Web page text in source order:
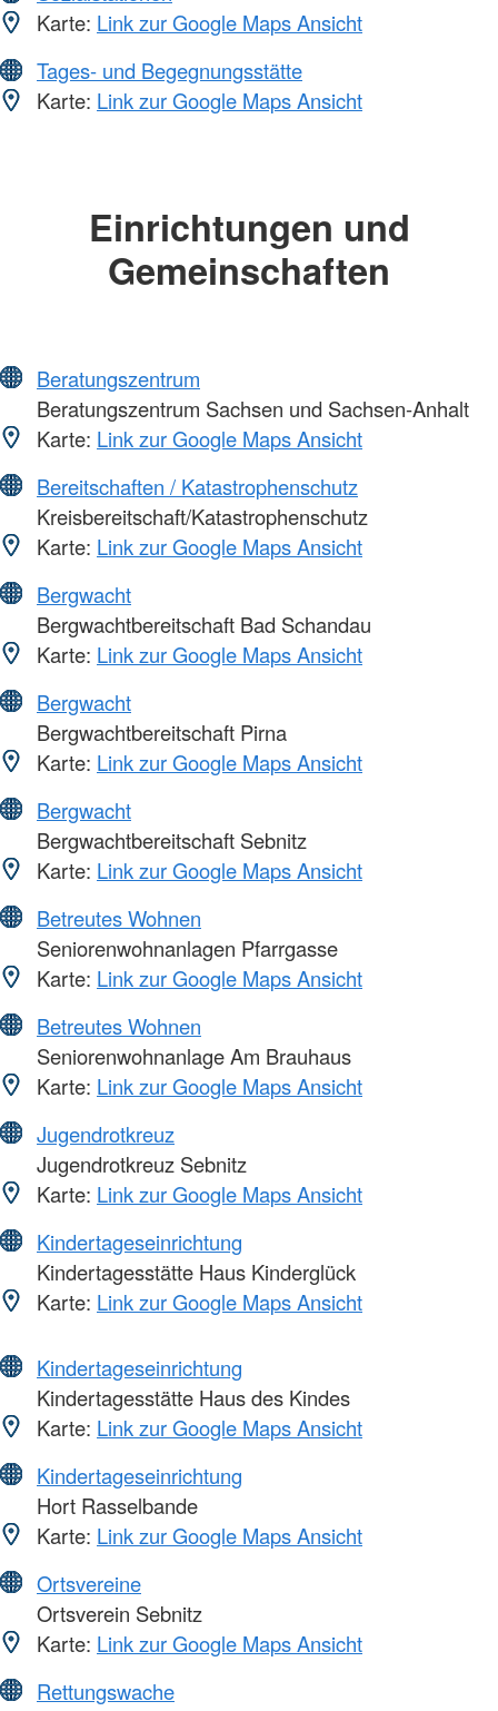
Karte: Link zur Google Maps Ansicht
Tages- und Begegnungsstätte
Karte: Link zur Google Maps Ansicht
Einrichtungen und
Gemeinschaften
Beratungszentrum
Beratungszentrum Sachsen und Sachsen-Anhalt
Karte: Link zur Google Maps Ansicht
Bereitschaften / Katastrophenschutz
Kreisbereitschaft/Katastrophenschutz
Karte: Link zur Google Maps Ansicht
Bergwacht
Bergwachtbereitschaft Bad Schandau
Karte: Link zur Google Maps Ansicht
Bergwacht
Bergwachtbereitschaft Pirna
Karte: Link zur Google Maps Ansicht
Bergwacht
Bergwachtbereitschaft Sebnitz
Karte: Link zur Google Maps Ansicht
Betreutes Wohnen
Seniorenwohnanlagen Pfarrgasse
Karte: Link zur Google Maps Ansicht
Betreutes Wohnen
Seniorenwohnanlage Am Brauhaus
Karte: Link zur Google Maps Ansicht
Jugendrotkreuz
Jugendrotkreuz Sebnitz
Karte: Link zur Google Maps Ansicht
Kindertageseinrichtung
Kindertagesstätte Haus Kinderglück
Karte: Link zur Google Maps Ansicht
Kindertageseinrichtung
Kindertagesstätte Haus des Kindes
Karte: Link zur Google Maps Ansicht
Kindertageseinrichtung
Hort Rasselbande
Karte: Link zur Google Maps Ansicht
Ortsvereine
Ortsverein Sebnitz
Karte: Link zur Google Maps Ansicht
Rettungswache